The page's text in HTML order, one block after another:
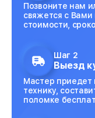
Позвоните нам
свяжется с
стоимости,
Шаг 2
Выезд
Мастер приедет
технику,
поломке